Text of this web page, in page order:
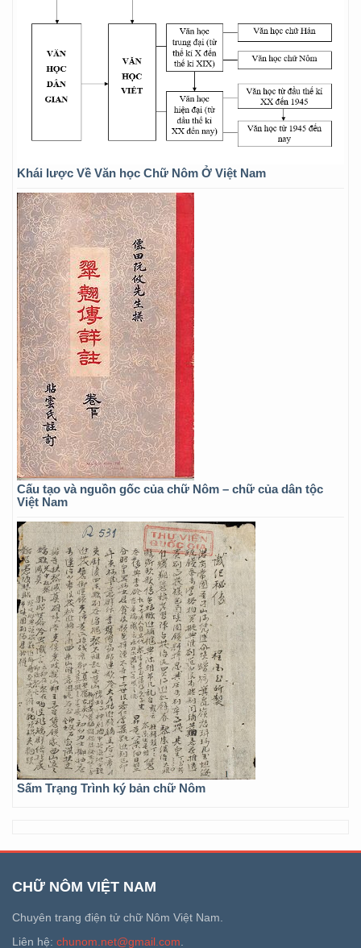
Khái lược Về Văn học Chữ Nôm Ở Việt Nam
Cấu tạo và nguồn gốc của chữ Nôm – chữ của dân tộc
Việt Nam
Sấm Trạng Trình ký bản chữ Nôm
CHỮ NÔM VIỆT NAM
Chuyên trang điện tử chữ Nôm Việt Nam.
Liên hệ: chunom.net@gmail.com